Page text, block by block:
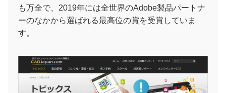
も万全で、2019年には全世界のAdobe製品パートナ
ーのなかから選ばれる最高位の賞を受賞していま
す。